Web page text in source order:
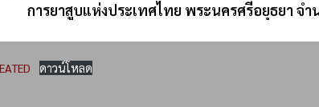
การยาสูบแห่งประเทศไทย พระนครศรีอยุธยา จำ
ดาวน์โหลด